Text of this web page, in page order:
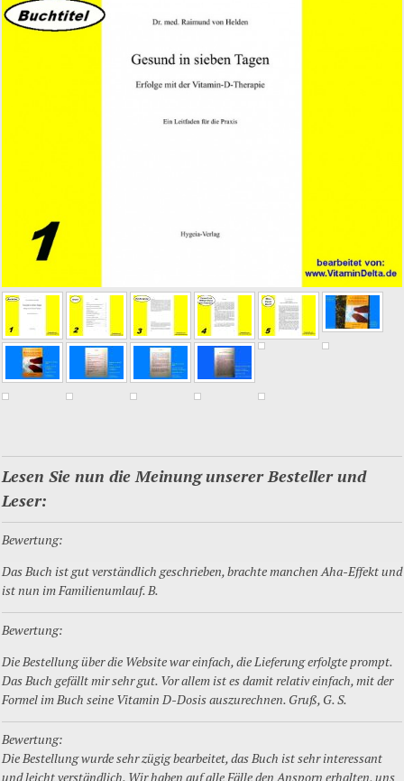
Lesen Sie nun die Meinung unserer Besteller und
Leser:
Bewertung:
Das Buch ist gut verständlich geschrieben, brachte manchen Aha-Effekt und
ist nun im Familienumlauf. B.
Bewertung:
Die Bestellung über die Website war einfach, die Lieferung erfolgte prompt.
Das Buch gefällt mir sehr gut. Vor allem ist es damit relativ einfach, mit der
Formel im Buch seine Vitamin D-Dosis auszurechnen. Gruß, G. S.
Bewertung:
Die Bestellung wurde sehr zügig bearbeitet, das Buch ist sehr interessant
und leicht verständlich. Wir haben auf alle Fälle den Ansporn erhalten, uns